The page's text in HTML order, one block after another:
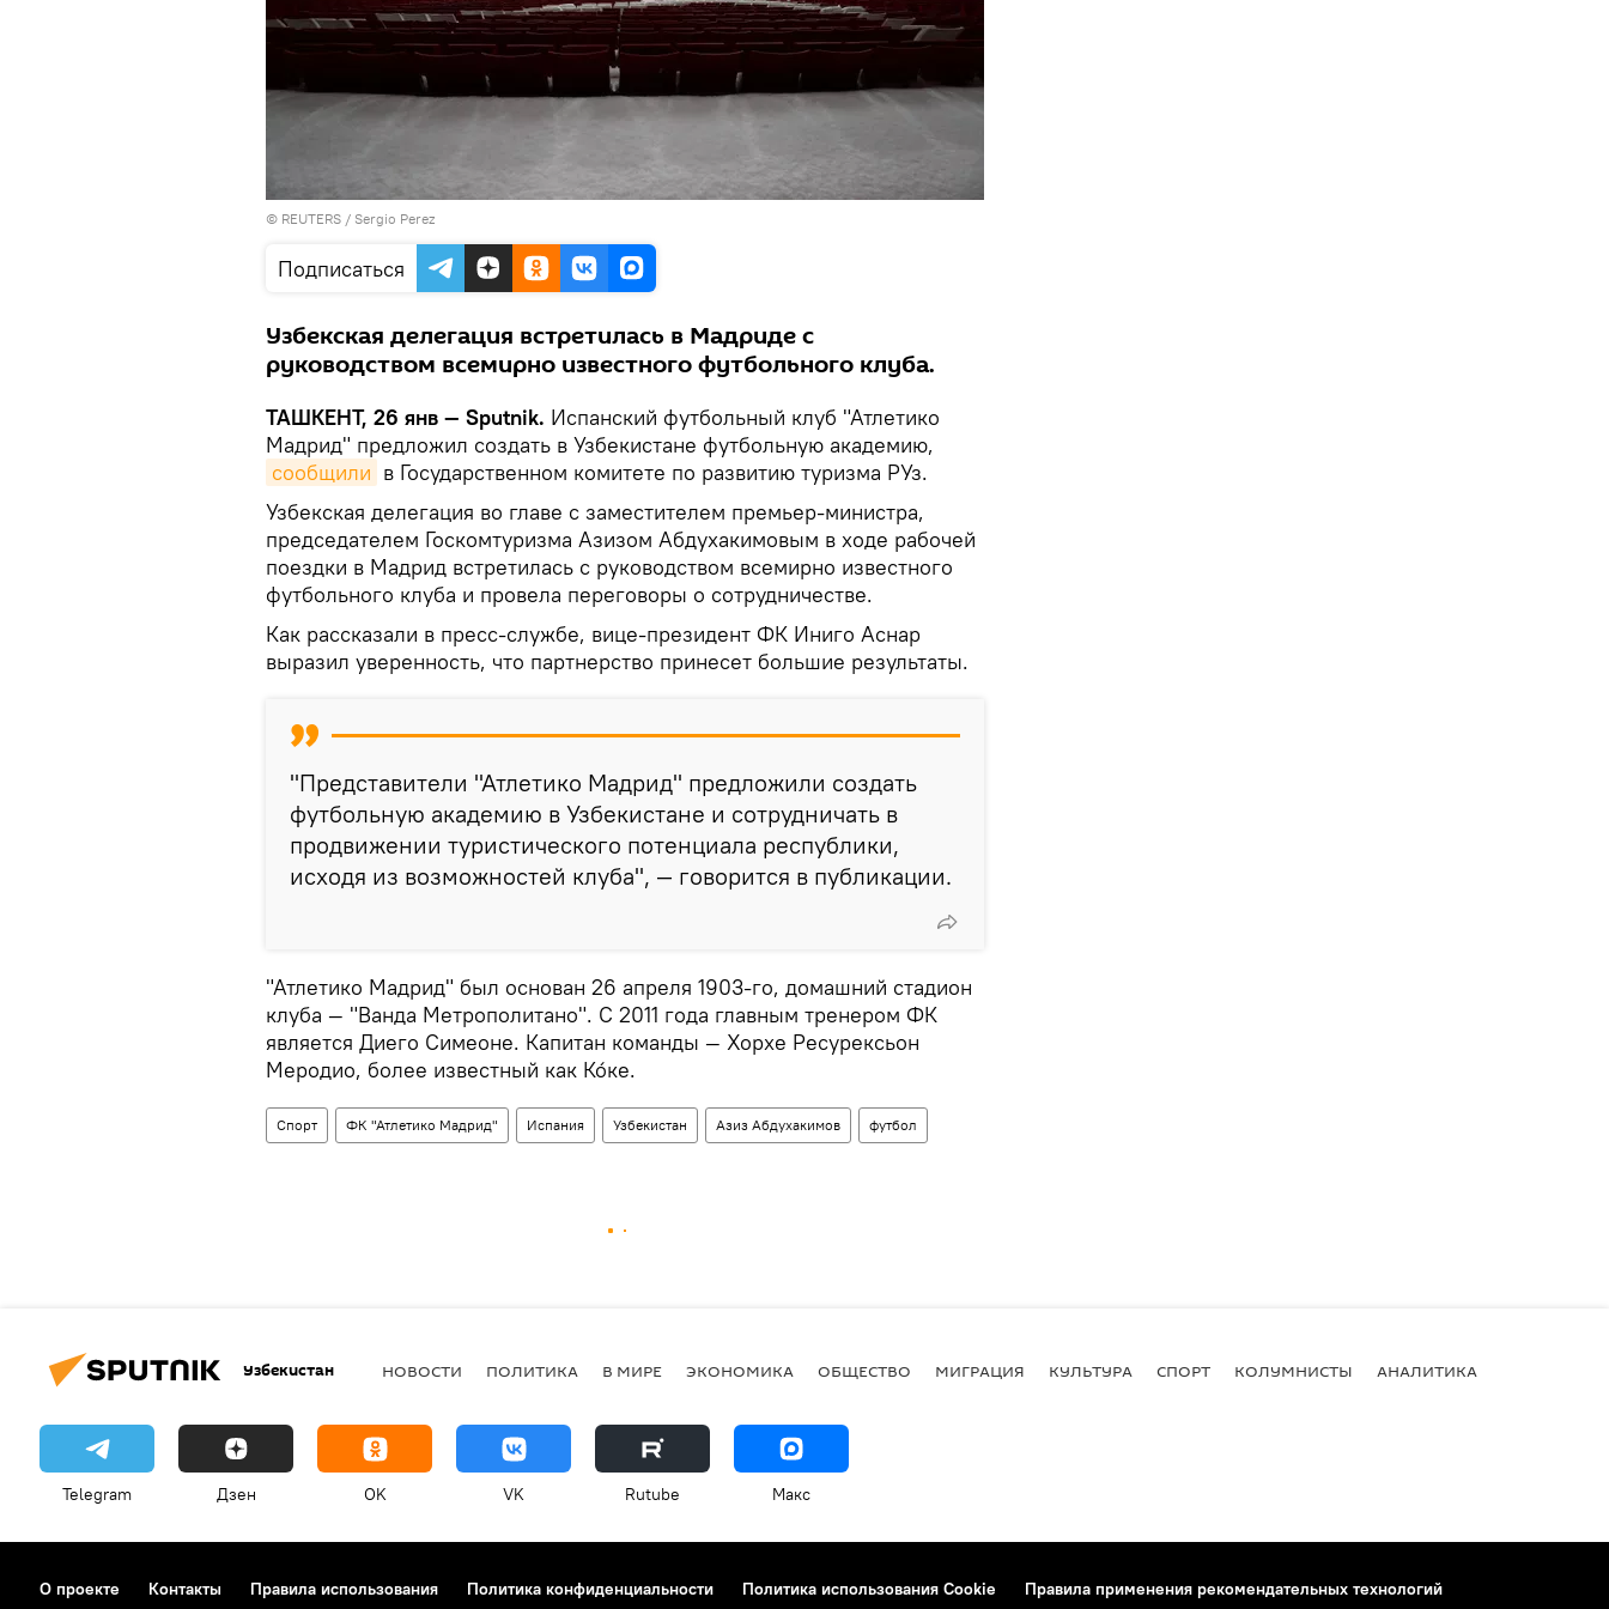
© REUTERS / Sergio Perez
Подписаться
Узбекская делегация встретилась в Мадриде с
руководством всемирно известного футбольного клуба.
ТАШКЕНТ, 26 янв — Sputnik. Испанский футбольный клуб "Атлетико
Мадрид" предложил создать в Узбекистане футбольную академию,
сообщили в Государственном комитете по развитию туризма РУз.
Узбекская делегация во главе с заместителем премьер-министра,
председателем Госкомтуризма Азизом Абдухакимовым в ходе рабочей
поездки в Мадрид встретилась с руководством всемирно известного
футбольного клуба и провела переговоры о сотрудничестве.
Как рассказали в пресс-службе, вице-президент ФК Иниго Аснар
выразил уверенность, что партнерство принесет большие результаты.
"Представители "Атлетико Мадрид" предложили создать
футбольную академию в Узбекистане и сотрудничать в
продвижении туристического потенциала республики,
исходя из возможностей клуба", — говорится в публикации.
"Атлетико Мадрид" был основан 26 апреля 1903-го, домашний стадион
клуба — "Ванда Метрополитано". С 2011 года главным тренером ФК
является Диего Симеоне. Капитан команды — Хорхе Ресурексьон
Меродио, более известный как Ко́ке.
Спорт ФК "Атлетико Мадрид" Испания Узбекистан Азиз Абдухакимов футбол
Узбекистан НОВОСТИ ПОЛИТИКА В МИРЕ ЭКОНОМИКА ОБЩЕСТВО МИГРАЦИЯ КУЛЬТУРА СПОРТ КОЛУМНИСТЫ АНАЛИТИКА
Telegram Дзен OK VK Rutube Макс
О проекте Контакты Правила использования Политика конфиденциальности Политика использования Cookie Правила применения рекомендательных технологий